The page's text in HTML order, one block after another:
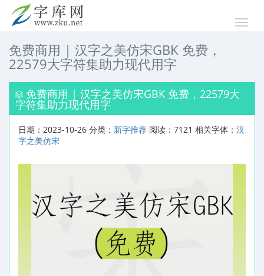
免费商用 | 汉字之美仿宋GBK 免费，
22579大字符集助力现代用字
免费商用 | 汉字之美仿宋GBK 免费，22579大
字符集助力现代用字
日期：2023-10-26 分类： 新字推荐 阅读：7121 相关字体： 汉
字之美仿宋